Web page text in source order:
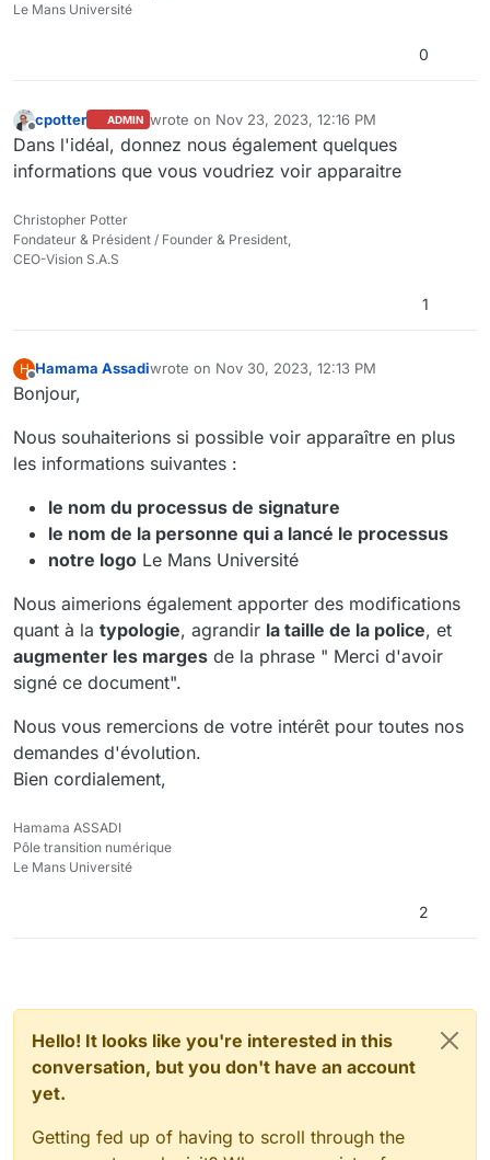
Le Mans Université
0
Offline
cpotter ADMIN wrote on Nov 23, 2023, 12:16 PM
last edited by
Dans l'idéal, donnez nous également quelques
informations que vous voudriez voir apparaitre
Christopher Potter
Fondateur & Président / Founder & President,
CEO-Vision S.A.S
1
H
Offline
Hamama Assadiwrote on Nov 30, 2023, 12:13 PM
last edited by Hamama Assadi Nov 30, 2023, 1:18
Bonjour,
Nous souhaiterions si possible voir apparaître en plus
les informations suivantes :
le nom du processus de signature
le nom de la personne qui a lancé le processus
notre logo Le Mans Université
Nous aimerions également apporter des modifications
quant à la typologie, agrandir la taille de la police, et
augmenter les marges de la phrase " Merci d'avoir
signé ce document".
Nous vous remercions de votre intérêt pour toutes nos
demandes d'évolution.
Bien cordialement,
Hamama ASSADI
Pôle transition numérique
Le Mans Université
2
Hello! It looks like you're interested in this
conversation, but you don't have an account
yet.
Getting fed up of having to scroll through the